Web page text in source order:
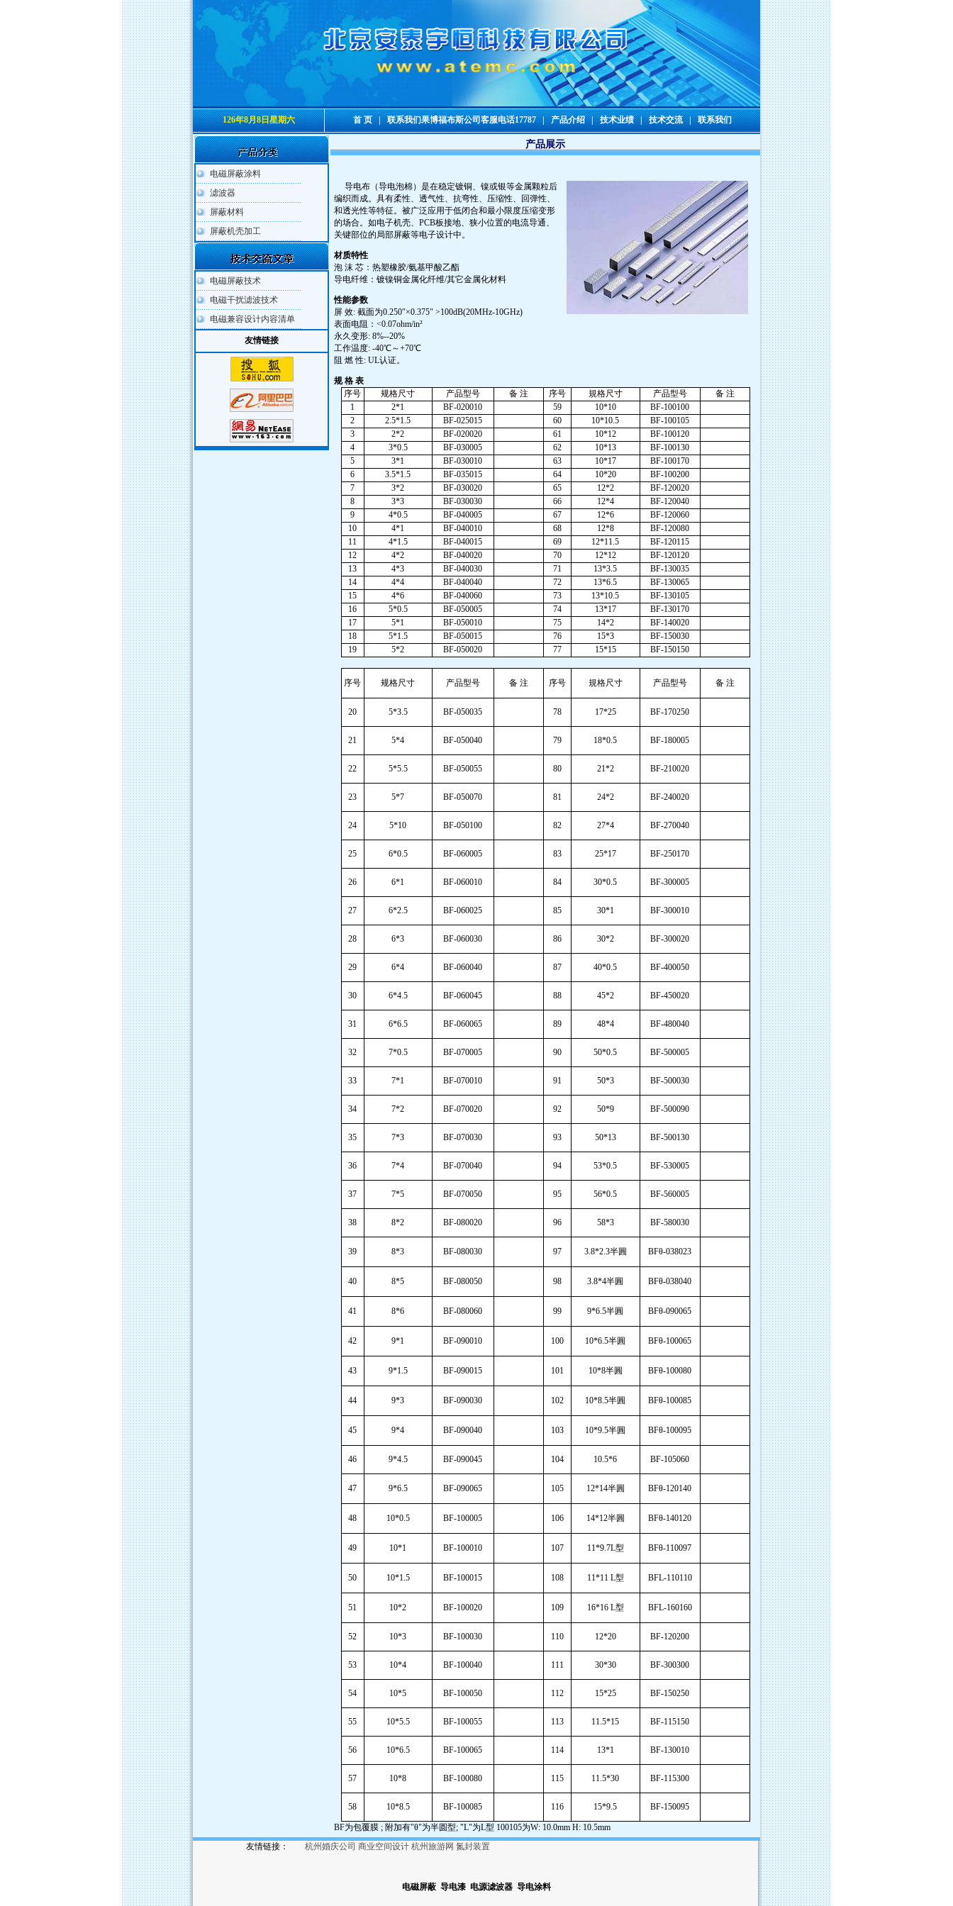
126年8月8日星期六 首 页 | 联系我们果博福布斯公司客服电话17787 | 产品介绍 | 技术业绩 | 技术交流 | 联系我们
电磁屏蔽涂料
滤波器
屏蔽材料
屏蔽机壳加工
电磁屏蔽技术
电磁干扰滤波技术
电磁兼容设计内容清单
友情链接
产品展示
导电布（导电泡棉）是在稳定镀铜、镍或银等金属颗粒后
编织而成。具有柔性、透气性、抗弯性、压缩性、回弹性、
和透光性等特征。被广泛应用于低闭合和最小限度压缩变形
的场合。如电子机壳、PCB板接地、狭小位置的电流导通、
关键部位的局部屏蔽等电子设计中。
材质特性
泡 沫 芯：热塑橡胶/氨基甲酸乙酯
导电纤维：镀镍铜金属化纤维/其它金属化材料
性能参数
屏 效: 截面为0.250″×0.375″ >100dB(20MHz-10GHz)
表面电阻：<0.07ohm/in²
永久变形: 8%--20%
工作温度: -40℃～+70℃
阻 燃 性: UL认证。
规 格 表
序号
规格尺寸 产品型号 备 注 序号 規格尺寸 产品型号
备 注
1
2*1 BF-020010 59 10*10
BF-100100
2
2.5*1.5 BF-025015 60 10*10.5
BF-100105
3
2*2 BF-020020 61 10*12
BF-100120
4
3*0.5 BF-030005 62 10*13
BF-100130
5
3*1 BF-030010 63 10*17
BF-100170
6
3.5*1.5 BF-035015 64 10*20
BF-100200
7
3*2 BF-030020 65 12*2
BF-120020
8
3*3 BF-030030 66 12*4
BF-120040
9
4*0.5 BF-040005 67 12*6
BF-120060
10
4*1 BF-040010 68 12*8
BF-120080
11
4*1.5 BF-040015 69 12*11.5
BF-120115
12
4*2 BF-040020 70 12*12
BF-120120
13
4*3 BF-040030 71 13*3.5
BF-130035
14
4*4 BF-040040 72 13*6.5
BF-130065
15
4*6 BF-040060 73 13*10.5
BF-130105
16
5*0.5 BF-050005 74 13*17
BF-130170
17
5*1 BF-050010 75 14*2
BF-140020
18
5*1.5 BF-050015 76 15*3
BF-150030
19
5*2 BF-050020 77 15*15 BF-150150
序号 规格尺寸 产品型号 备 注 序号 規格尺寸 产品型号 备 注
20 5*3.5 BF-050035 78 17*25 BF-170250
21 5*4 BF-050040 79 18*0.5 BF-180005
22 5*5.5 BF-050055 80 21*2 BF-210020
23 5*7 BF-050070 81 24*2 BF-240020
24 5*10 BF-050100 82 27*4 BF-270040
25 6*0.5 BF-060005 83 25*17 BF-250170
26 6*1 BF-060010 84 30*0.5 BF-300005
27 6*2.5 BF-060025 85 30*1 BF-300010
28 6*3 BF-060030 86 30*2 BF-300020
29 6*4 BF-060040 87 40*0.5 BF-400050
30 6*4.5 BF-060045 88 45*2 BF-450020
31 6*6.5 BF-060065 89 48*4 BF-480040
32 7*0.5 BF-070005 90 50*0.5 BF-500005
33 7*1 BF-070010 91 50*3 BF-500030
34 7*2 BF-070020 92 50*9 BF-500090
35 7*3 BF-070030 93 50*13 BF-500130
36 7*4 BF-070040 94 53*0.5 BF-530005
37 7*5 BF-070050 95 56*0.5 BF-560005
38 8*2 BF-080020 96 58*3 BF-580030
39 8*3 BF-080030 97 3.8*2.3半圓 BFθ-038023
40 8*5 BF-080050 98 3.8*4半圓 BFθ-038040
41 8*6 BF-080060 99 9*6.5半圓 BFθ-090065
42 9*1 BF-090010 100 10*6.5半圓 BFθ-100065
43 9*1.5 BF-090015 101 10*8半圓 BFθ-100080
44 9*3 BF-090030 102 10*8.5半圓 BFθ-100085
45 9*4 BF-090040 103 10*9.5半圓 BFθ-100095
46 9*4.5 BF-090045 104 10.5*6 BF-105060
47 9*6.5 BF-090065 105 12*14半圓 BFθ-120140
48 10*0.5 BF-100005 106 14*12半圓 BFθ-140120
49 10*1 BF-100010 107 11*9.7L型 BFθ-110097
50 10*1.5 BF-100015 108 11*11 L型 BFL-110110
51 10*2 BF-100020 109 16*16 L型 BFL-160160
52 10*3 BF-100030 110 12*20 BF-120200
53 10*4 BF-100040 111 30*30 BF-300300
54 10*5 BF-100050 112 15*25 BF-150250
55 10*5.5 BF-100055 113 11.5*15 BF-115150
56 10*6.5 BF-100065 114 13*1 BF-130010
57 10*8 BF-100080 115 11.5*30 BF-115300
58 10*8.5 BF-100085 116 15*9.5 BF-150095
BF为包覆膜 ; 附加有"θ"为半圆型; "L"为L型 100105为W: 10.0mm H: 10.5mm
友情链接：
杭州婚庆公司 商业空间设计 杭州旅游网 氮封装置
电磁屏蔽 导电漆 电源滤波器 导电涂料